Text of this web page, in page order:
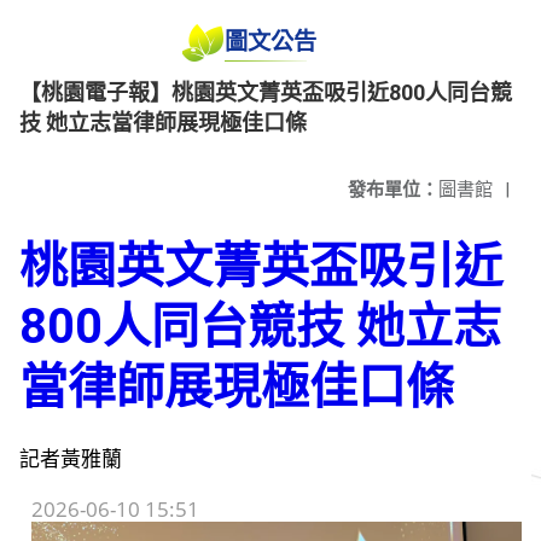
圖文公告
【桃園電子報】桃園英文菁英盃吸引近800人同台競
技 她立志當律師展現極佳口條
發布單位： 圖書館 |
桃園英文菁英盃吸引近
800人同台競技 她立志
當律師展現極佳口條
記者黃雅蘭
2026-06-10 15:51